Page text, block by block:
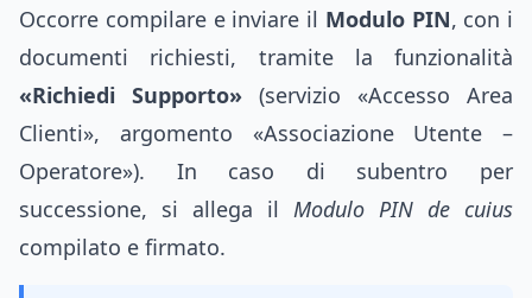
Occorre compilare e inviare il Modulo PIN, con i
documenti richiesti, tramite la funzionalità
«Richiedi Supporto» (servizio «Accesso Area
Clienti», argomento «Associazione Utente –
Operatore»). In caso di subentro per
successione, si allega il Modulo PIN de cuius
compilato e firmato.